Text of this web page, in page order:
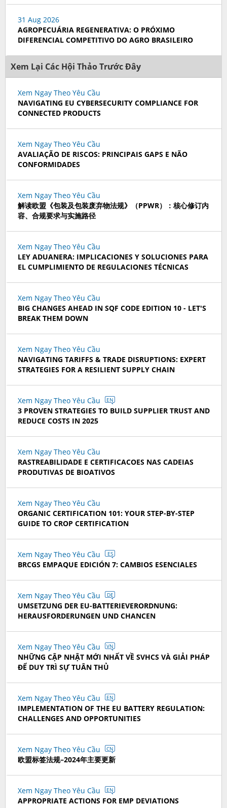
31 Aug 2026
AGROPECUÁRIA REGENERATIVA: O PRÓXIMO
DIFERENCIAL COMPETITIVO DO AGRO BRASILEIRO
Xem Lại Các Hội Thảo Trước Đây
Xem Ngay Theo Yêu Cầu
NAVIGATING EU CYBERSECURITY COMPLIANCE FOR
CONNECTED PRODUCTS
Xem Ngay Theo Yêu Cầu
AVALIAÇÃO DE RISCOS: PRINCIPAIS GAPS E NÃO
CONFORMIDADES
Xem Ngay Theo Yêu Cầu
解读欧盟《包装及包装废弃物法规》（PPWR）：核心修订内
容、合规要求与实施路径
Xem Ngay Theo Yêu Cầu
LEY ADUANERA: IMPLICACIONES Y SOLUCIONES PARA
EL CUMPLIMIENTO DE REGULACIONES TÉCNICAS
Xem Ngay Theo Yêu Cầu
BIG CHANGES AHEAD IN SQF CODE EDITION 10 - LET'S
BREAK THEM DOWN
Xem Ngay Theo Yêu Cầu
NAVIGATING TARIFFS & TRADE DISRUPTIONS: EXPERT
STRATEGIES FOR A RESILIENT SUPPLY CHAIN
Xem Ngay Theo Yêu Cầu EN
3 PROVEN STRATEGIES TO BUILD SUPPLIER TRUST AND
REDUCE COSTS IN 2025
Xem Ngay Theo Yêu Cầu
RASTREABILIDADE E CERTIFICACOES NAS CADEIAS
PRODUTIVAS DE BIOATIVOS
Xem Ngay Theo Yêu Cầu
ORGANIC CERTIFICATION 101: YOUR STEP-BY-STEP
GUIDE TO CROP CERTIFICATION
Xem Ngay Theo Yêu Cầu ES
BRCGS EMPAQUE EDICIÓN 7: CAMBIOS ESENCIALES
Xem Ngay Theo Yêu Cầu DE
UMSETZUNG DER EU-BATTERIEVERORDNUNG:
HERAUSFORDERUNGEN UND CHANCEN
Xem Ngay Theo Yêu Cầu VN
NHỮNG CẬP NHẬT MỚI NHẤT VỀ SVHCS VÀ GIẢI PHÁP
ĐỂ DUY TRÌ SỰ TUÂN THỦ
Xem Ngay Theo Yêu Cầu EN
IMPLEMENTATION OF THE EU BATTERY REGULATION:
CHALLENGES AND OPPORTUNITIES
Xem Ngay Theo Yêu Cầu CN
欧盟标签法规–2024年主要更新
Xem Ngay Theo Yêu Cầu EN
APPROPRIATE ACTIONS FOR EMP DEVIATIONS